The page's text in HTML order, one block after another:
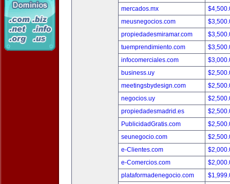
mercados.mx
meusnegocios.com
propiedadesmiramar.com
tuemprendimiento.com
infocomerciales.com
business.uy
meetingsbydesign.com
negocios.uy
propiedadesmadrid.es
PublicidadGratis.com
seunegocio.com
e-Clientes.com
e-Comercios.com
plataformadenegocio.com